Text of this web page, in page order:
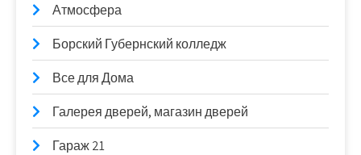
Атмосфера
Борский Губернский колледж
Все для Дома
Галерея дверей, магазин дверей
Гараж 21